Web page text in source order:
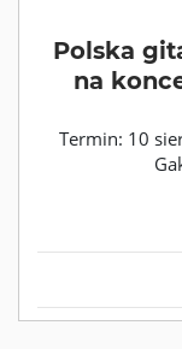
Polska
na
Termin: 10